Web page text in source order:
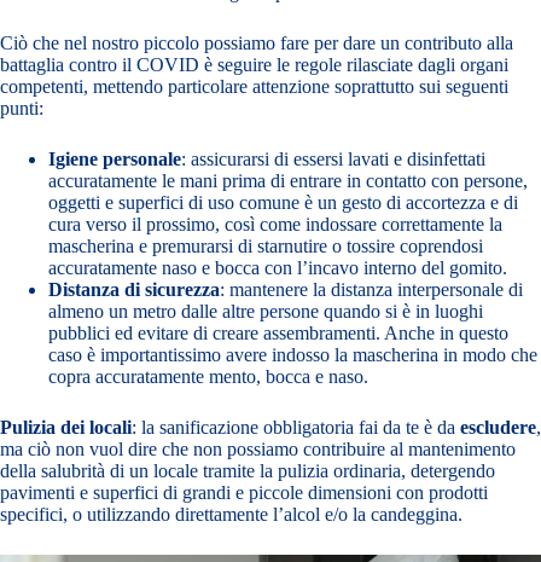
Ciò che nel nostro piccolo possiamo fare per dare un contributo alla
battaglia contro il COVID è seguire le regole rilasciate dagli organi
competenti, mettendo particolare attenzione soprattutto sui seguenti
punti:
Igiene personale: assicurarsi di essersi lavati e disinfettati
accuratamente le mani prima di entrare in contatto con persone,
oggetti e superfici di uso comune è un gesto di accortezza e di
cura verso il prossimo, così come indossare correttamente la
mascherina e premurarsi di starnutire o tossire coprendosi
accuratamente naso e bocca con l’incavo interno del gomito.
Distanza di sicurezza: mantenere la distanza interpersonale di
almeno un metro dalle altre persone quando si è in luoghi
pubblici ed evitare di creare assembramenti. Anche in questo
caso è importantissimo avere indosso la mascherina in modo che
copra accuratamente mento, bocca e naso.
Pulizia dei locali: la sanificazione obbligatoria fai da te è da escludere,
ma ciò non vuol dire che non possiamo contribuire al mantenimento
della salubrità di un locale tramite la pulizia ordinaria, detergendo
pavimenti e superfici di grandi e piccole dimensioni con prodotti
specifici, o utilizzando direttamente l’alcol e/o la candeggina.